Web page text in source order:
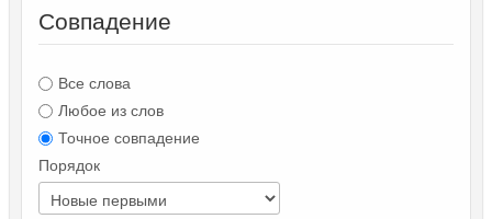
Совпадение
Все слова
Любое из слов
Точное совпадение
Порядок